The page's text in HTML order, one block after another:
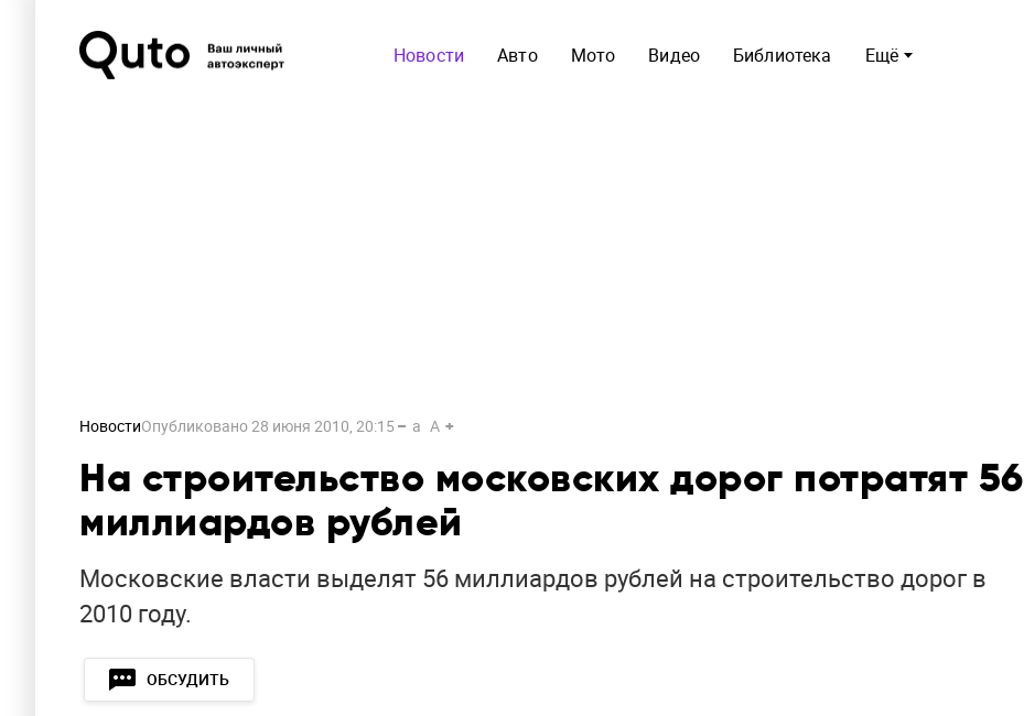
Ещё
Новости Авто Мото Видео Библиотека
НовостиОпубликовано28 июня 2010, 20:15 a A
На строительство московских дорог потратят 56
миллиардов рублей
Московские власти выделят 56 миллиардов рублей на строительство дорог в
2010 году.
ОБСУДИТЬ